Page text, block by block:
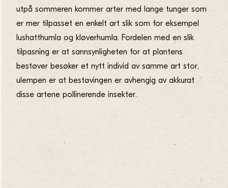
utpå sommeren kommer arter med lange tunger som
er mer tilpasset en enkelt art slik som for eksempel
lushatthumla og kløverhumla. Fordelen med en slik
tilpasning er at sannsynligheten for at plantens
bestøver besøker et nytt individ av samme art stor,
ulempen er at bestøvingen er avhengig av akkurat
disse artene pollinerende insekter.